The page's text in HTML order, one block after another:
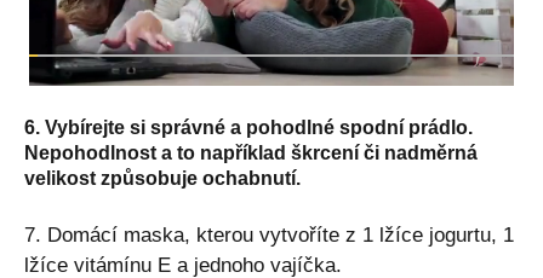
6. Vybírejte si správné a pohodlné spodní prádlo.
Nepohodlnost a to například škrcení či nadměrná
velikost způsobuje ochabnutí.
7. Domácí maska, kterou vytvoříte z 1 lžíce jogurtu, 1
lžíce vitámínu E a jednoho vajíčka.